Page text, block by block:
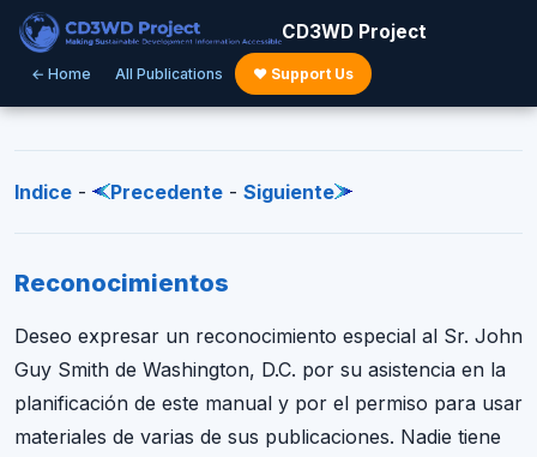
CD3WD Project
← Home All Publications ♥ Support Us
Indice - Precedente - Siguiente
Reconocimientos
Deseo expresar un reconocimiento especial al Sr. John
Guy Smith de Washington, D.C. por su asistencia en la
planificación de este manual y por el permiso para usar
materiales de varias de sus publicaciones. Nadie tiene